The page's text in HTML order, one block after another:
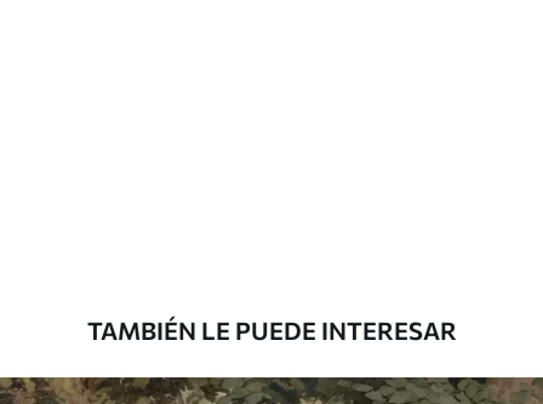
Peel and Stick
12.77$7.66/sq ft
TAMBIÉN LE PUEDE INTERESAR